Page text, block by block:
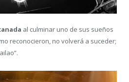
al culminar uno de sus sueños
reconocieron, no volverá a suceder;